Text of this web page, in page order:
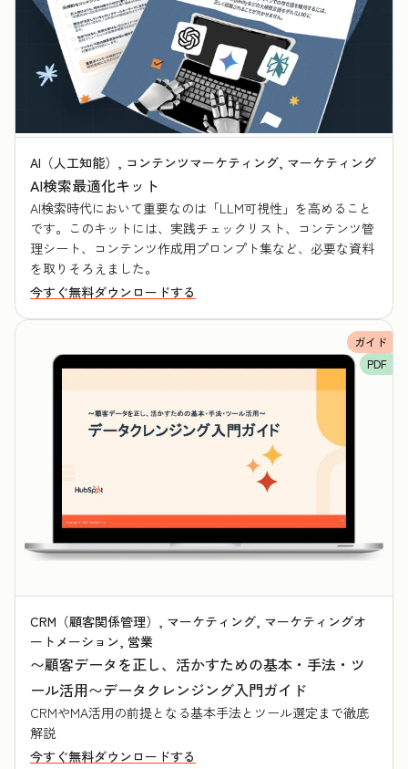
AI（人工知能）, コンテンツマーケティング, マーケティング
AI検索最適化キット
AI検索時代において重要なのは「LLM可視性」を高めること
です。このキットには、実践チェックリスト、コンテンツ管
理シート、コンテンツ作成用プロンプト集など、必要な資料
を取りそろえました。
今すぐ無料ダウンロードする
ガイド
PDF
CRM（顧客関係管理）, マーケティング, マーケティングオ
ートメーション, 営業
〜顧客データを正し、活かすための基本・手法・ツ
ール活用〜データクレンジング入門ガイド
CRMやMA活用の前提となる基本手法とツール選定まで徹底
解説
今すぐ無料ダウンロードする